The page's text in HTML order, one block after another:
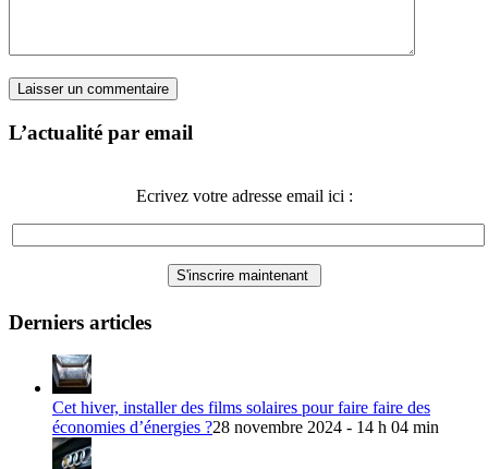
L’actualité par email
Ecrivez votre adresse email ici :
Derniers articles
Cet hiver, installer des films solaires pour faire faire des
économies d’énergies ?28 novembre 2024 - 14 h 04 min